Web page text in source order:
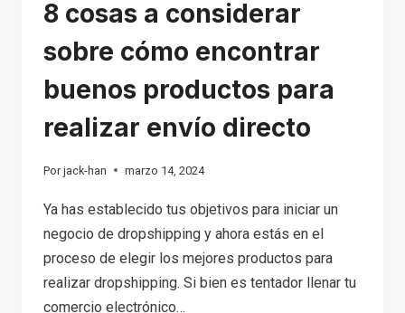
8 cosas a considerar
sobre cómo encontrar
buenos productos para
realizar envío directo
Por jack-han marzo 14, 2024
Ya has establecido tus objetivos para iniciar un
negocio de dropshipping y ahora estás en el
proceso de elegir los mejores productos para
realizar dropshipping. Si bien es tentador llenar tu
comercio electrónico…